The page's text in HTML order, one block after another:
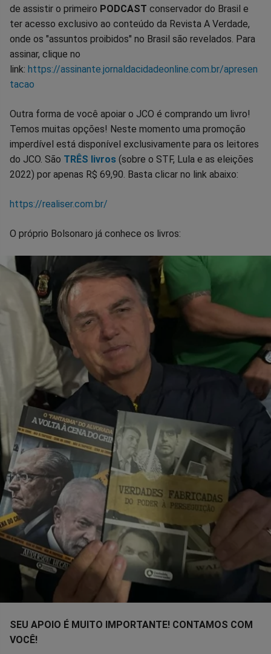
de assistir o primeiro PODCAST conservador do Brasil e
ter acesso exclusivo ao conteúdo da Revista A Verdade,
onde os "assuntos proibidos" no Brasil são revelados. Para
assinar, clique no
link: https://assinante.jornaldacidadeonline.com.br/apresen
tacao
Outra forma de você apoiar o JCO é comprando um livro!
Temos muitas opções! Neste momento uma promoção
imperdível está disponível exclusivamente para os leitores
do JCO. São TRÊS livros (sobre o STF, Lula e as eleições
2022) por apenas R$ 69,90. Basta clicar no link abaixo:
https://realiser.com.br/
O próprio Bolsonaro já conhece os livros:
SEU APOIO É MUITO IMPORTANTE! CONTAMOS COM
VOCÊ!